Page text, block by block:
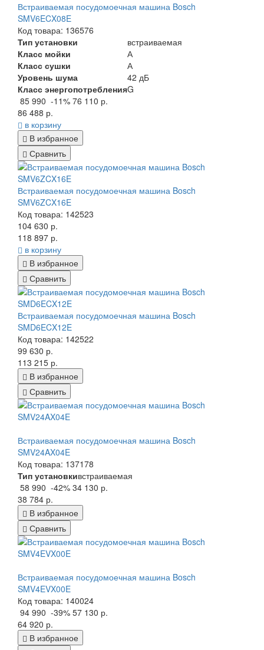
Встраиваемая посудомоечная машина Bosch
SMV6ECX08E
Код товара: 136576
Тип установки
встраиваемая
Класс мойки
А
Класс сушки
А
Уровень шума
42 дБ
Класс энергопотребленияG
85 990 -11% 76 110 р.
86 488 р.
в корзину
В избранное
Сравнить
Встраиваемая посудомоечная машина Bosch
SMV6ZCX16E
Код товара: 142523
104 630 р.
118 897 р.
в корзину
В избранное
Сравнить
Встраиваемая посудомоечная машина Bosch
SMD6ECX12E
Код товара: 142522
99 630 р.
113 215 р.
В избранное
Сравнить
Встраиваемая посудомоечная машина Bosch
SMV24AX04E
Код товара: 137178
Тип установкивстраиваемая
58 990 -42% 34 130 р.
38 784 р.
В избранное
Сравнить
Встраиваемая посудомоечная машина Bosch
SMV4EVX00E
Код товара: 140024
94 990 -39% 57 130 р.
64 920 р.
В избранное